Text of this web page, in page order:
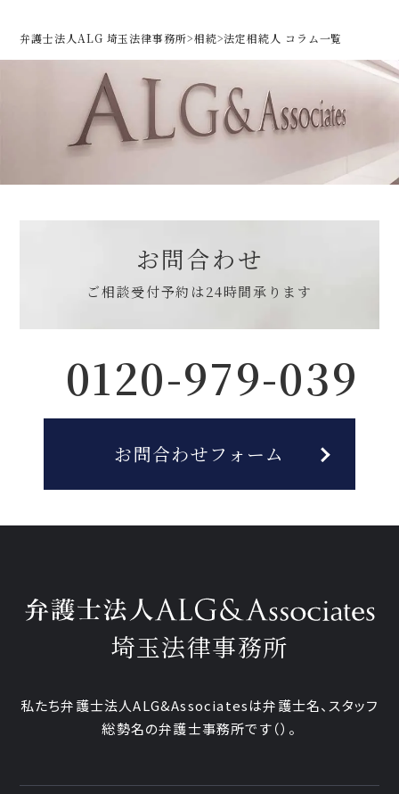
弁護士法人ALG 埼玉法律事務所>相続>法定相続人 コラム一覧
お問合わせ
ご相談受付予約は24時間承ります
0120-979-039
お問合わせフォーム
埼玉法律事務所
私たち弁護士法人ALG&Associatesは弁護士名、スタッフ
総勢名の弁護士事務所です（）。